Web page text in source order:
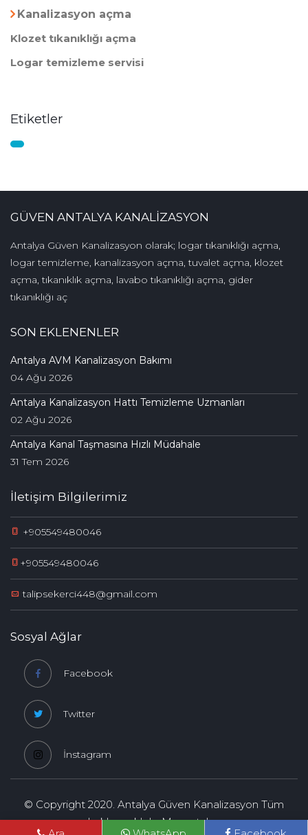
Kanalizasyon açma
Klozet tıkanıklığı açma
Logar temizleme servisi
Etiketler
GÜVEN ANTALYA KANALİZASYON
Antalya Güven Kanalizasyon olarak; logar tıkanıklığı açma,
logar temizleme, kanalizasyon açma, tuvalet açma, klozet
açma, tıkanıklık açma, lavabo tıkanıklığı açma, gider
tıkanıklığı aç
SON EKLENENLER
Antalya AVM Kanalizasyon Bakımı
04 Ağu 2026
Antalya Kanalizasyon Hattı Temizleme Uzmanları
02 Ağu 2026
Antalya Kanal Taşmasına Hızlı Müdahale
31 Tem 2026
İletişim Bilgilerimiz
+905549480046
+905549480046
talipsekerci448@gmail.com
Sosyal Ağlar
Facebook
Twitter
İnstagram
© Copyright 2020. Antalya Güven Kanalizasyon Tüm
hakları saklıdır.Maxantalya